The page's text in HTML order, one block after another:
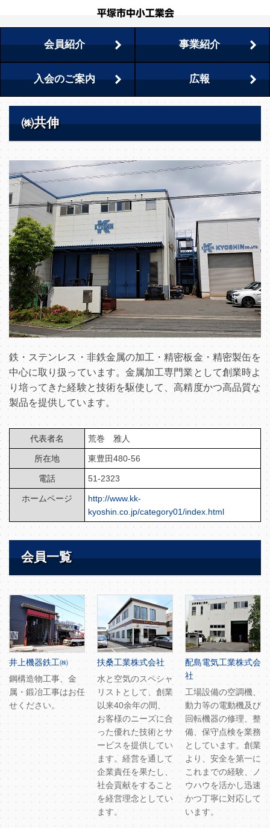
会員紹介 事業紹介
入会のご案内 広報
㈱共伸
鉄・ステンレス・非鉄金属の加工・精密板金・精密製缶を
中心に取り扱っています。金属加工専門業として創業時よ
り培ってきた経験と技術を駆使して、高精度かつ高品質な
製品を提供しています。
代表者名 荒巻 雅人
所在地 東豊田480-56
電話 51-2323
ホームページ
http://www.kk-
kyoshin.co.jp/category01/index.html
会員一覧
井上機器鉄工㈱
鋼構造物工事、金
属・鍛冶工事はお任
せください。
扶桑工業株式会社
水と空気のスペシャ
リストとして、創業
以来40余年の間、
お客様のニーズに合
った優れた技術とサ
ービスを提供してい
ます。経営を通して
企業責任を果たし、
社会貢献をすること
を経営理念としてい
ます。
配島電気工業株式会
社
工場設備の空調機、
動力等の電動機及び
回転機器の修理、整
備、保守点検を業務
としています。創業
より、安全を第一に
これまでの経験、ノ
ウハウを活かし迅速
かつ丁寧に対応して
います。